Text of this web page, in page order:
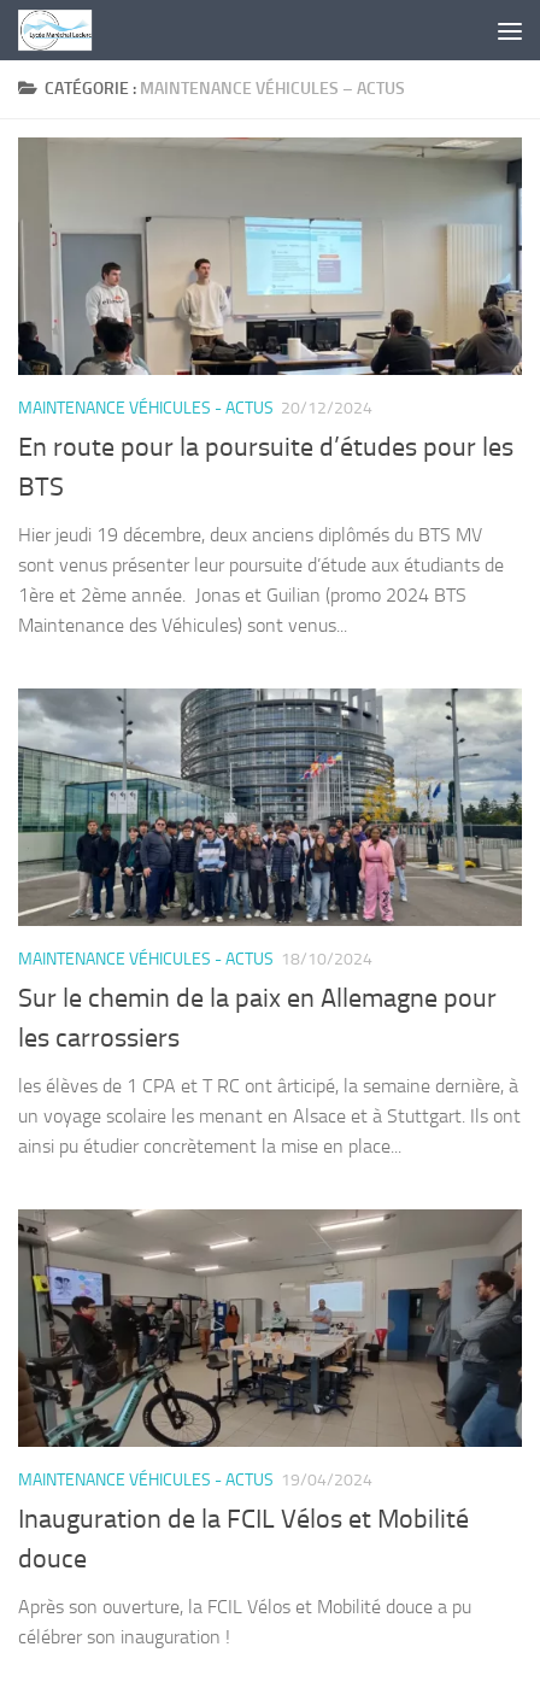
Skip to content
CATÉGORIE : MAINTENANCE VÉHICULES – ACTUS
MAINTENANCE VÉHICULES - ACTUS 20/12/2024
En route pour la poursuite d’études pour les
BTS
Hier jeudi 19 décembre, deux anciens diplômés du BTS MV
sont venus présenter leur poursuite d’étude aux étudiants de
1ère et 2ème année. Jonas et Guilian (promo 2024 BTS
Maintenance des Véhicules) sont venus...
MAINTENANCE VÉHICULES - ACTUS 18/10/2024
Sur le chemin de la paix en Allemagne pour
les carrossiers
les élèves de 1 CPA et T RC ont ârticipé, la semaine dernière, à
un voyage scolaire les menant en Alsace et à Stuttgart. Ils ont
ainsi pu étudier concrètement la mise en place...
MAINTENANCE VÉHICULES - ACTUS 19/04/2024
Inauguration de la FCIL Vélos et Mobilité
douce
Après son ouverture, la FCIL Vélos et Mobilité douce a pu
célébrer son inauguration !